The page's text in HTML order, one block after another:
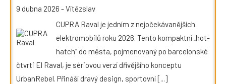
9 dubna 2026 -Vítězslav
CUPRA Raval je jedním z nejočekávanějších
elektromobilů roku 2026. Tento kompaktní „hot-
hatch“ do města, pojmenovaný po barcelonské
čtvrti El Raval, je sériovou verzí dřívějšího konceptu
UrbanRebel. Přináší dravý design, sportovní[...]